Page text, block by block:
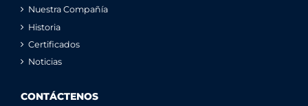
Nuestra Compañía
Historia
Certificados
Noticias
CONTÁCTENOS